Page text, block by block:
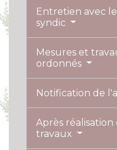
Entretien avec
syndic
Mesures et
ordonnés
Notification de
Après réalisation
travaux